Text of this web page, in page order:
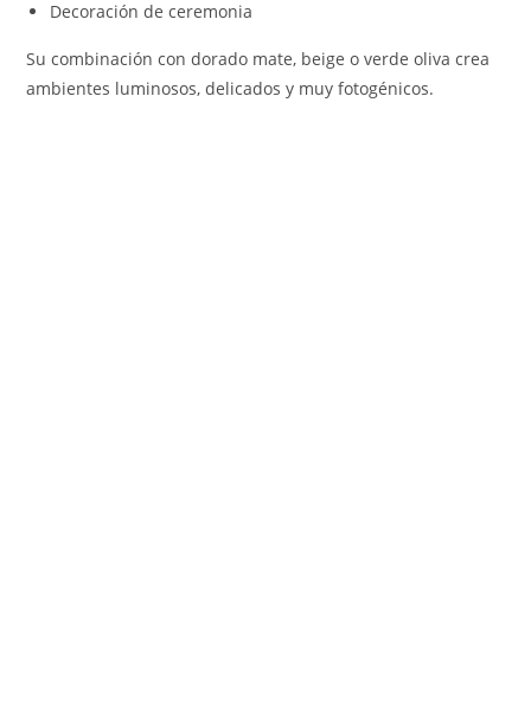
Decoración de ceremonia
Su combinación con dorado mate, beige o verde oliva crea
ambientes luminosos, delicados y muy fotogénicos.